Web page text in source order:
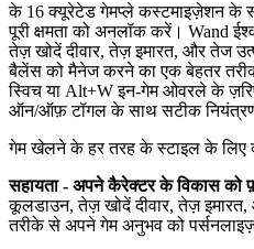
के 16 क्यूरेटेड गेमप्ले कस्टमाइज़ेशन के
पूरी क्षमता को अनलॉक करें। Wand
तेज़ खोदें दीवार, तेज़ इमारत, और तेज
बैलेंस को मैनेज करने का एक बेहतर
स्विच या Alt+W इन-गेम ओवरले के
ऑन/ऑफ़ टॉगल के साथ सटीक नियंत्रण
गेम खेलने के हर तरह के स्टाइल के
सहायता - अपने कैरेक्टर के विकास को
कूलडाउन, तेज़ खोदें दीवार, तेज़
तरीके से अपने गेम अनुभव को पर्सनलाइज़